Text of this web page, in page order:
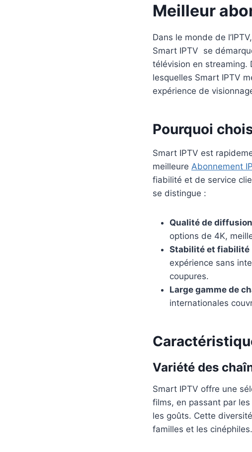
Meilleur
Dans le monde de
Smart IPTV se
télévision en streaming.
lesquelles Smart IPTV
expérience de
Pourquoi
Smart IPTV est
meilleure Abonnement
fiabilité et de service
se distingue :
Qualité de
options de 4K,
Stabilité et fiabilité
expérience sans
coupures.
Large gamme de
internationales
Variété des
Smart IPTV offre une
films, en passant par
les goûts. Cette
familles et les cinéphiles.